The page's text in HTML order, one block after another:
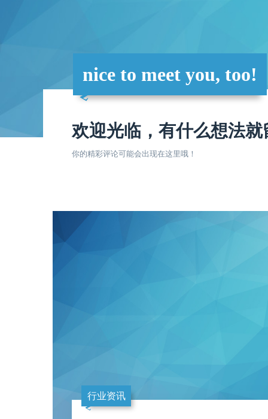
nice to meet you, too!
欢迎光临，有什么想法
你的精彩评论可能会出现在这里哦！
行业资讯